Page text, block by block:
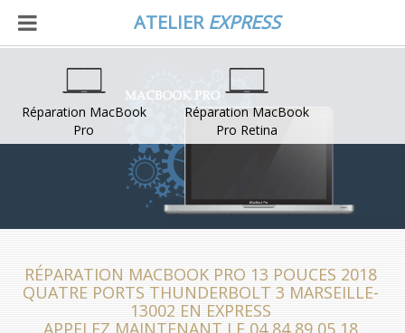
ATELIER EXPRESS
Réparation MacBook
Pro
Réparation MacBook
Pro Retina
RÉPARATION MACBOOK PRO 13 POUCES 2018
QUATRE PORTS THUNDERBOLT 3 MARSEILLE-
13002 EN EXPRESS
APPELEZ MAINTENANT LE 04 84 89 05 18